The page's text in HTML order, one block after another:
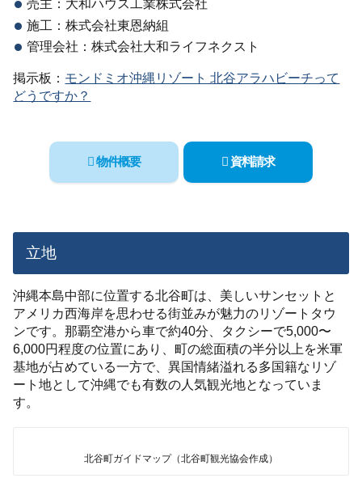
売主：大和ハウス工業株式会社
施工：株式会社東恩納組
管理会社：株式会社大和ライフネクスト
掲示板： モンドミオ沖縄リゾート 北谷アラハビーチって
どうですか？
物件概要 資料請求
立地
沖縄本島中部に位置する北谷町は、美しいサンセットと
アメリカ西海岸を思わせる街並みが魅力のリゾートタウ
ンです。那覇空港から車で約40分、タクシーで5,000〜
6,000円程度の位置にあり、町の総面積の半分以上を米軍
基地が占めている一方で、異国情緒溢れる多国籍なリゾ
ート地として沖縄でも有数の人気観光地となっていま
す。
北谷町ガイドマップ（北谷町観光協会作成）